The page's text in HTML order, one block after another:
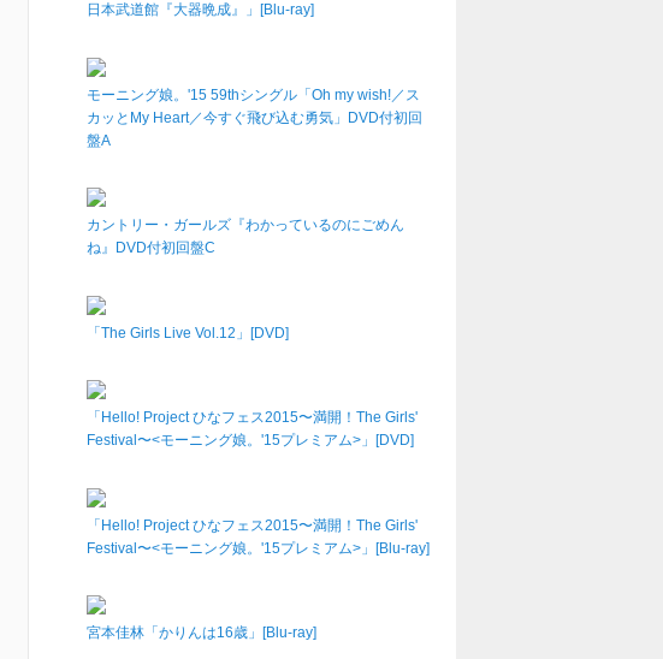
日本武道館『大器晩成』」[Blu-ray]
モーニング娘。'15 59thシングル「Oh my wish!／ス
カッとMy Heart／今すぐ飛び込む勇気」DVD付初回
盤A
カントリー・ガールズ『わかっているのにごめん
ね』DVD付初回盤C
「The Girls Live Vol.12」[DVD]
「Hello! Project ひなフェス2015〜満開！The Girls'
Festival〜<モーニング娘。'15プレミアム>」[DVD]
「Hello! Project ひなフェス2015〜満開！The Girls'
Festival〜<モーニング娘。'15プレミアム>」[Blu-ray]
宮本佳林「かりんは16歳」[Blu-ray]